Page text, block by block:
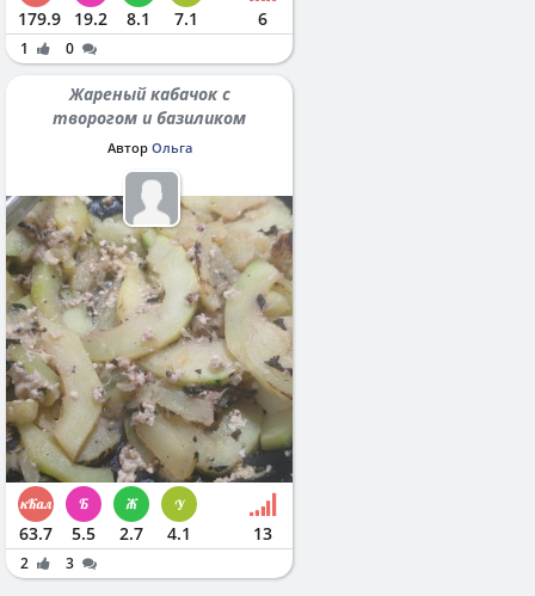
179.9 19.2 8.1 7.1 6
1 0
Жареный кабачок с
творогом и базиликом
Автор Ольга
63.7 5.5 2.7 4.1 13
2 3